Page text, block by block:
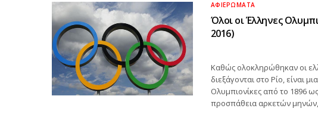
ΑΦΙΕΡΏΜΑΤΑ
Όλοι οι Έλληνες
2016)
Καθώς ολοκληρώθηκαν οι
διεξάγονται στο Ρίο, είναι
Ολυμπιονίκες από το 1896
προσπάθεια αρκετών